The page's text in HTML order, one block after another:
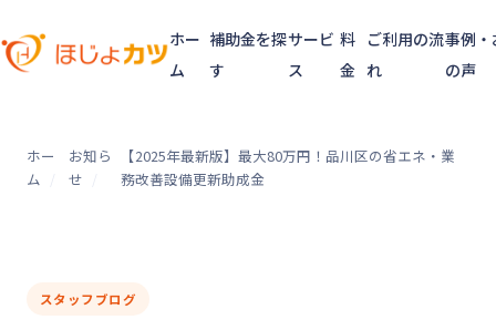
ホー
ム
補助金を探
す
サービ
ス
料
金
ご利用の流
れ
事例
の声
ホー
ム
お知ら
せ
【2025年最新版】最大80万円！品川区の省エネ・業
務改善設備更新助成金
スタッフブログ